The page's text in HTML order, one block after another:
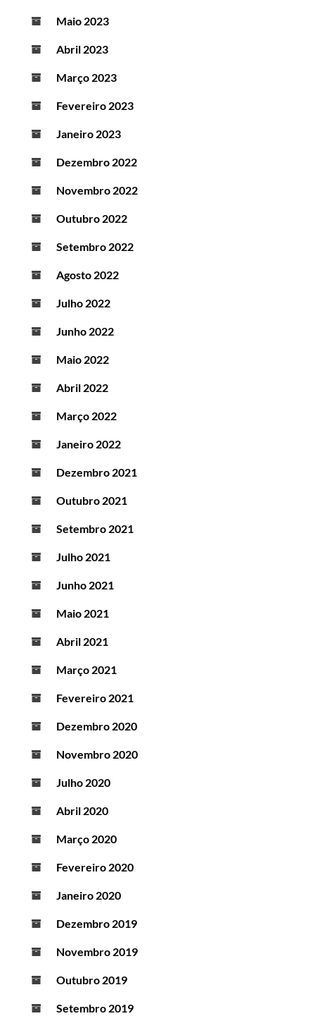
Maio 2023
Abril 2023
Março 2023
Fevereiro 2023
Janeiro 2023
Dezembro 2022
Novembro 2022
Outubro 2022
Setembro 2022
Agosto 2022
Julho 2022
Junho 2022
Maio 2022
Abril 2022
Março 2022
Janeiro 2022
Dezembro 2021
Outubro 2021
Setembro 2021
Julho 2021
Junho 2021
Maio 2021
Abril 2021
Março 2021
Fevereiro 2021
Dezembro 2020
Novembro 2020
Julho 2020
Abril 2020
Março 2020
Fevereiro 2020
Janeiro 2020
Dezembro 2019
Novembro 2019
Outubro 2019
Setembro 2019